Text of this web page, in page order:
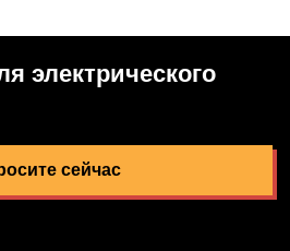
электрического
сейчас